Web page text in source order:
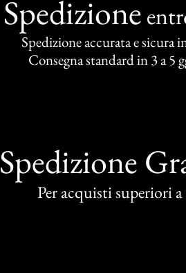
Spedizione
Spedizione accurata e sicura
Consegna standard in 3 a 5
Spedizione
Per acquisti superiori